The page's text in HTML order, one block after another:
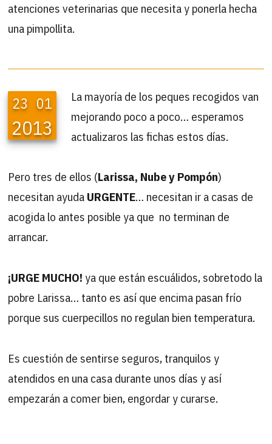
atenciones veterinarias que necesita y ponerla hecha
una pimpollita.
23 01
2013
La mayoría de los peques recogidos van
mejorando poco a poco… esperamos
actualizaros las fichas estos días.
Pero tres de ellos (Larissa, Nube y Pompón)
necesitan ayuda URGENTE… necesitan ir a casas de
acogida lo antes posible ya que no terminan de
arrancar.
¡URGE MUCHO! ya que están escuálidos, sobretodo la
pobre Larissa… tanto es así que encima pasan frío
porque sus cuerpecillos no regulan bien temperatura.
Es cuestión de sentirse seguros, tranquilos y
atendidos en una casa durante unos días y así
empezarán a comer bien, engordar y curarse.